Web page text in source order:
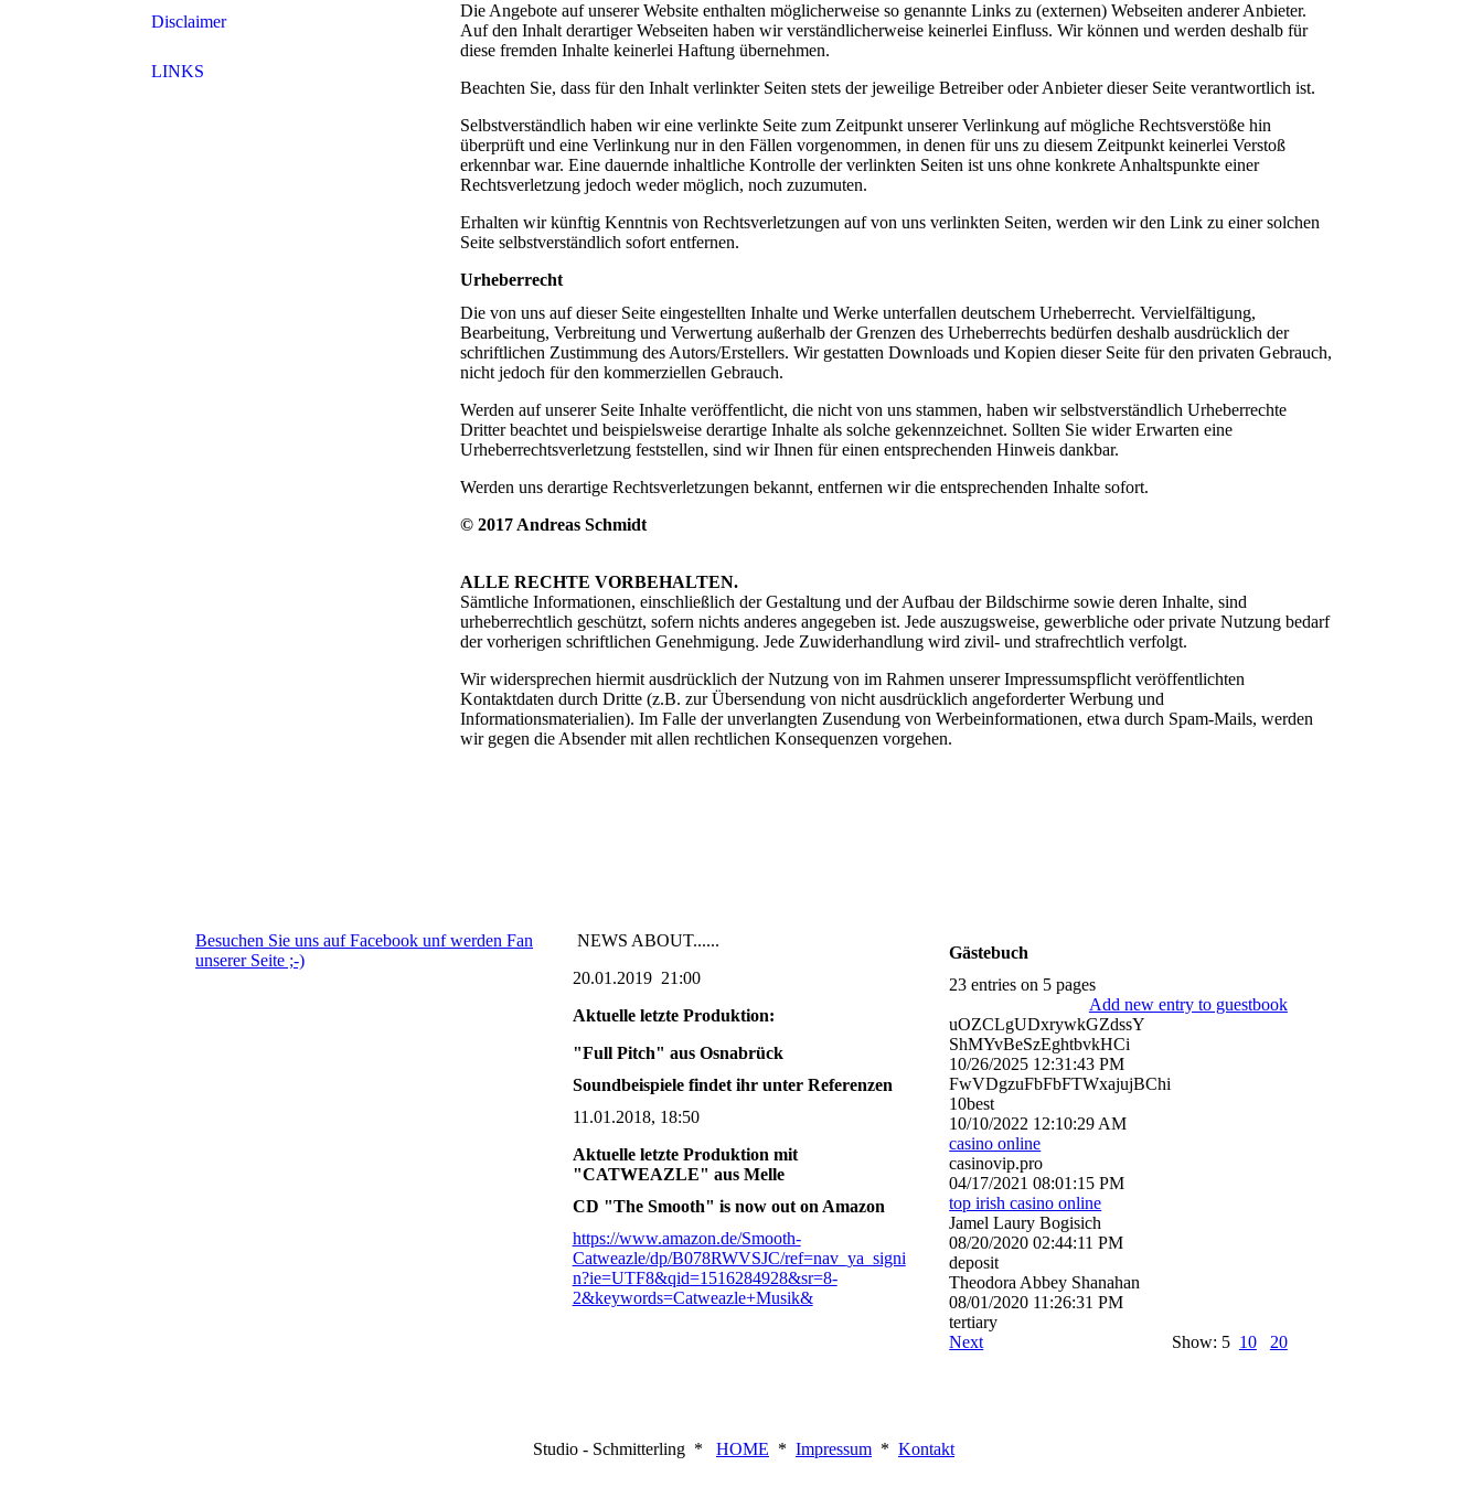
Disclaimer
LINKS
Die Angebote auf unserer Website enthalten möglicherweise so genannte Links zu (externen) Webseiten anderer Anbieter.
Auf den Inhalt derartiger Webseiten haben wir verständlicherweise keinerlei Einfluss. Wir können und werden deshalb für
diese fremden Inhalte keinerlei Haftung übernehmen.
Beachten Sie, dass für den Inhalt verlinkter Seiten stets der jeweilige Betreiber oder Anbieter dieser Seite verantwortlich ist.
Selbstverständlich haben wir eine verlinkte Seite zum Zeitpunkt unserer Verlinkung auf mögliche Rechtsverstöße hin
überprüft und eine Verlinkung nur in den Fällen vorgenommen, in denen für uns zu diesem Zeitpunkt keinerlei Verstoß
erkennbar war. Eine dauernde inhaltliche Kontrolle der verlinkten Seiten ist uns ohne konkrete Anhaltspunkte einer
Rechtsverletzung jedoch weder möglich, noch zuzumuten.
Erhalten wir künftig Kenntnis von Rechtsverletzungen auf von uns verlinkten Seiten, werden wir den Link zu einer solchen
Seite selbstverständlich sofort entfernen.
Urheberrecht
Die von uns auf dieser Seite eingestellten Inhalte und Werke unterfallen deutschem Urheberrecht. Vervielfältigung,
Bearbeitung, Verbreitung und Verwertung außerhalb der Grenzen des Urheberrechts bedürfen deshalb ausdrücklich der
schriftlichen Zustimmung des Autors/Erstellers. Wir gestatten Downloads und Kopien dieser Seite für den privaten Gebrauch,
nicht jedoch für den kommerziellen Gebrauch.
Werden auf unserer Seite Inhalte veröffentlicht, die nicht von uns stammen, haben wir selbstverständlich Urheberrechte
Dritter beachtet und beispielsweise derartige Inhalte als solche gekennzeichnet. Sollten Sie wider Erwarten eine
Urheberrechtsverletzung feststellen, sind wir Ihnen für einen entsprechenden Hinweis dankbar.
Werden uns derartige Rechtsverletzungen bekannt, entfernen wir die entsprechenden Inhalte sofort.
© 2017 Andreas Schmidt
ALLE RECHTE VORBEHALTEN.
Sämtliche Informationen, einschließlich der Gestaltung und der Aufbau der Bildschirme sowie deren Inhalte, sind
urheberrechtlich geschützt, sofern nichts anderes angegeben ist. Jede auszugsweise, gewerbliche oder private Nutzung bedarf
der vorherigen schriftlichen Genehmigung. Jede Zuwiderhandlung wird zivil- und strafrechtlich verfolgt.
Wir widersprechen hiermit ausdrücklich der Nutzung von im Rahmen unserer Impressumspflicht veröffentlichten
Kontaktdaten durch Dritte (z.B. zur Übersendung von nicht ausdrücklich angeforderter Werbung und
Informationsmaterialien). Im Falle der unverlangten Zusendung von Werbeinformationen, etwa durch Spam-Mails, werden
wir gegen die Absender mit allen rechtlichen Konsequenzen vorgehen.
Besuchen Sie uns auf Facebook unf werden Fan
unserer Seite ;-)
NEWS ABOUT......
20.01.2019 21:00
Aktuelle letzte Produktion:
"Full Pitch" aus Osnabrück
Soundbeispiele findet ihr unter Referenzen
11.01.2018, 18:50
Aktuelle letzte Produktion mit
"CATWEAZLE" aus Melle
CD "The Smooth" is now out on Amazon
https://www.amazon.de/Smooth-
Catweazle/dp/B078RWVSJC/ref=nav_ya_signi
n?ie=UTF8&qid=1516284928&sr=8-
2&keywords=Catweazle+Musik&
Gästebuch
23 entries on 5 pages
Add new entry to guestbook
uOZCLgUDxrywkGZdssY
ShMYvBeSzEghtbvkHCi
10/26/2025 12:31:43 PM
FwVDgzuFbFbFTWxajujBChi
10best
10/10/2022 12:10:29 AM
casino online
casinovip.pro
04/17/2021 08:01:15 PM
top irish casino online
Jamel Laury Bogisich
08/20/2020 02:44:11 PM
deposit
Theodora Abbey Shanahan
08/01/2020 11:26:31 PM
tertiary
Next
Show: 5 10 20
Studio - Schmitterling * HOME * Impressum * Kontakt